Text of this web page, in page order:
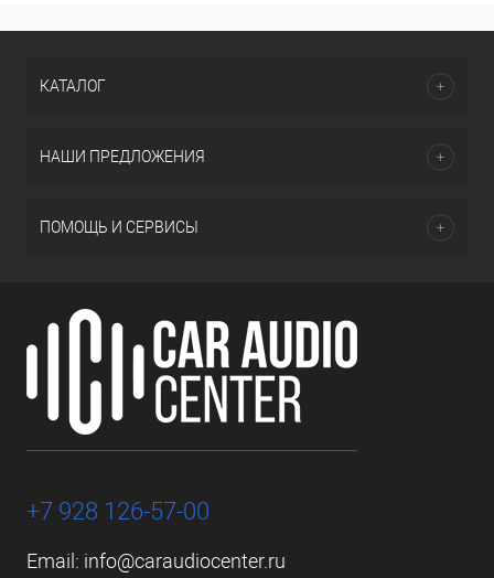
КАТАЛОГ
НАШИ ПРЕДЛОЖЕНИЯ
ПОМОЩЬ И СЕРВИСЫ
+7 928 126-57-00
Email: info@caraudiocenter.ru